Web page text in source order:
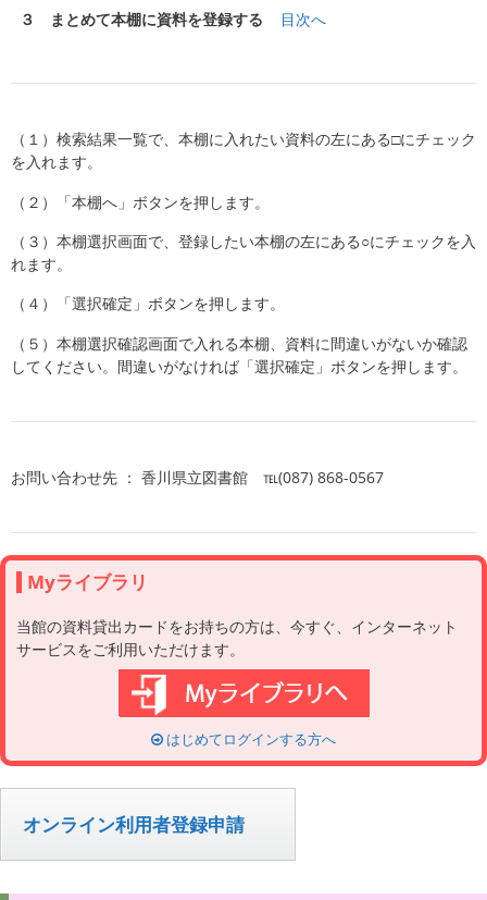
３ まとめて本棚に資料を登録する 目次へ
（１）検索結果一覧で、本棚に入れたい資料の左にある□にチェック
を入れます。
（２）「本棚へ」ボタンを押します。
（３）本棚選択画面で、登録したい本棚の左にある○にチェックを入
れます。
（４）「選択確定」ボタンを押します。
（５）本棚選択確認画面で入れる本棚、資料に間違いがないか確認
してください。間違いがなければ「選択確定」ボタンを押します。
お問い合わせ先 ： 香川県立図書館 ℡(087) 868-0567
Myライブラリ
当館の資料貸出カードをお持ちの方は、今すぐ、インターネット
サービスをご利用いただけます。
はじめてログインする方へ
オンライン利用者登録申請